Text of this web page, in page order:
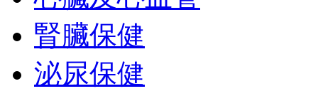
腎臟保健
泌尿保健